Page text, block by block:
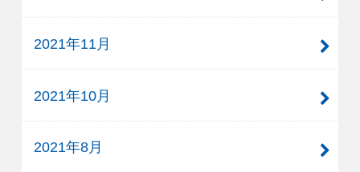
2021年11月
2021年10月
2021年8月